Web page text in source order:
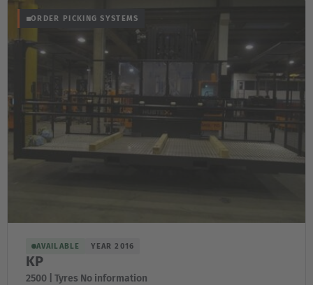
Polski
English Neutral
ORDER PICKING SYSTEMS
AVAILABLE YEAR 2016
KP
2500 | Tyres No information